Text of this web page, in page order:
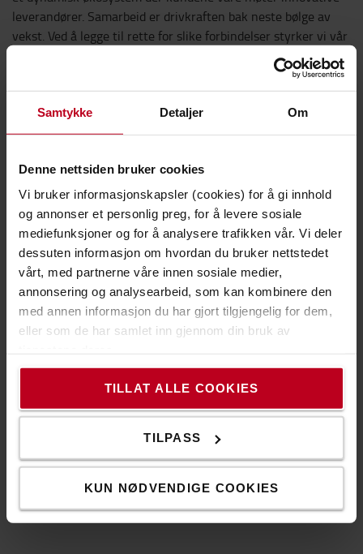
Samtykke Detaljer Om
Denne nettsiden bruker cookies
Vi bruker informasjonskapsler (cookies) for å gi innhold
og annonser et personlig preg, for å levere sosiale
mediefunksjoner og for å analysere trafikken vår. Vi deler
dessuten informasjon om hvordan du bruker nettstedet
vårt, med partnerne våre innen sosiale medier,
annonsering og analysearbeid, som kan kombinere den
med annen informasjon du har gjort tilgjengelig for dem,
eller som de har samlet inn gjennom din bruk av
TILLAT ALLE COOKIES
TILPASS
KUN NØDVENDIGE COOKIES
leverandører. Samarbeid er drivkraften bak neste bølge av
vekst. Ved å legge til rette for slike forbindelser styrker vi vår
rolle som en innovativ partner som hjelper kundene med å
møte utfordringer på nye og banebrytende måter".
Innsikt i trender og innovasjoner innen logistikk
Pressekontakt
Digitalization Specialist
Allan Bjerkan
allan.bjerkan@no.toyota-industries.eu